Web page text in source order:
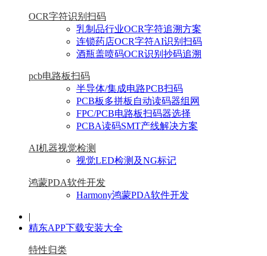
OCR字符识别扫码
乳制品行业OCR字符追溯方案
连锁药店OCR字符AI识别扫码
酒瓶盖喷码OCR识别抄码追溯
pcb电路板扫码
半导体/集成电路PCB扫码
PCB板多拼板自动读码器组网
FPC/PCB电路板扫码器选择
PCBA读码SMT产线解决方案
AI机器视觉检测
视觉LED检测及NG标记
鸿蒙PDA软件开发
Harmony鸿蒙PDA软件开发
|
精东APP下载安装大全
特性归类